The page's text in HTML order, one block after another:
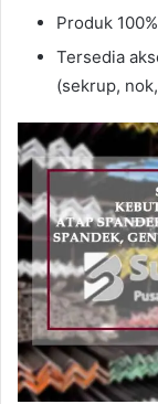
Produk
Tersedia
(sekrup,